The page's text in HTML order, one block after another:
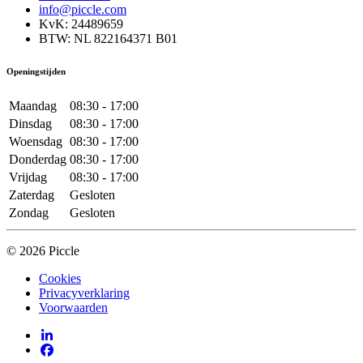
info@piccle.com
KvK: 24489659
BTW: NL 822164371 B01
Openingstijden
Maandag
08:30 - 17:00
Dinsdag
08:30 - 17:00
Woensdag 08:30 - 17:00
Donderdag 08:30 - 17:00
Vrijdag
08:30 - 17:00
Zaterdag
Gesloten
Zondag
Gesloten
© 2026 Piccle
Cookies
Privacyverklaring
Voorwaarden